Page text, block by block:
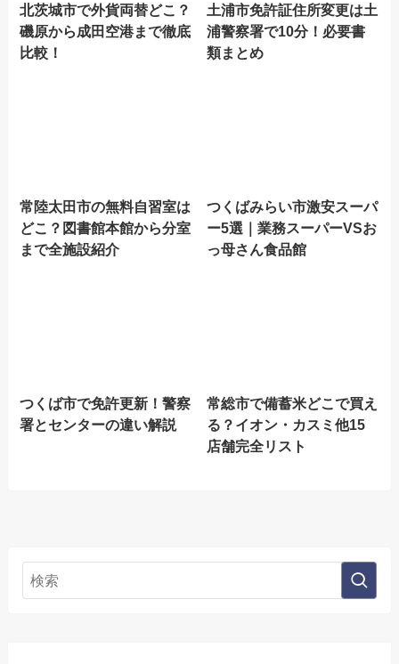
北茨城市で外貨両替どこ？
磯原から成田空港まで徹底
比較！
土浦市免許証住所変更は土
浦警察署で10分！必要書
類まとめ
常陸太田市の無料自習室は
どこ？図書館本館から分室
まで全施設紹介
つくばみらい市激安スーパ
ー5選｜業務スーパーVSお
っ母さん食品館
つくば市で免許更新！警察
署とセンターの違い解説
常総市で備蓄米どこで買え
る？イオン・カスミ他15
店舗完全リスト